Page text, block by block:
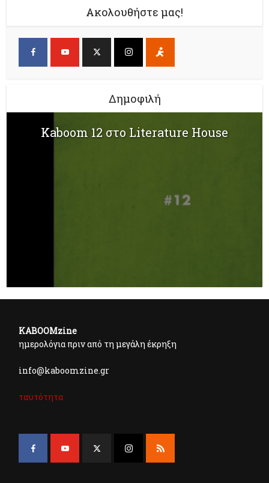
Ακολουθήστε μας!
Δημοφιλή
Kaboom 12 στο Literature House
KABOOMzine
ημερολόγια πριν από τη μεγάλη έκρηξη
info@kaboomzine.gr
ταυτότητα